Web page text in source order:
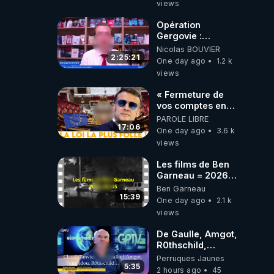
augmentation du
nombre de
grossesses
multiples (souvent
complexes).Inégalités
sociales et
territoriales : Les
risques sont
amplifiés chez les
mères touchées
par la pauvreté ou
zones
médicalement
défavorisées. Les
territoires
d'outre-mer et la
France
enregistrent les
chiffres les plus
inquiétants.Crise
views
2:25:21
Opération
Gergovie :
‪@38resistancegauloise‬
‪@MarionSigautOfficiel‬
‪@gladysriifard5710‬
Nicolas BOUVIER
One day ago
1.2 k
views
17:06
« Fermeture de
vos comptes en
banque ! » :
Macron impose
une loi folle !
PAROLE LIBRE
One day ago
3.6 k
views
15:39
Les films de Ben
Garneau = 2026-
08-05
Ben Garneau
One day ago
2.1 k
views
5:35
De Gaulle, Amgot,
R0thschild,
Macron &
Pompidou…
Perruques Jaunes
2 hours ago
45